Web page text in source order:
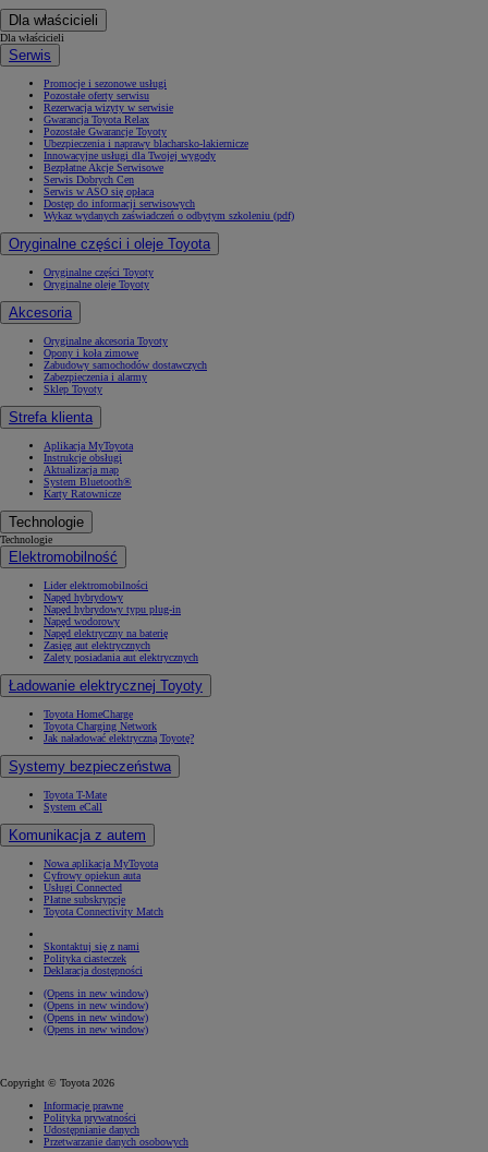
Dla właścicieli
Dla właścicieli
Serwis
Promocje i sezonowe usługi
Pozostałe oferty serwisu
Rezerwacja wizyty w serwisie
Gwarancja Toyota Relax
Pozostałe Gwarancje Toyoty
Ubezpieczenia i naprawy blacharsko-lakiernicze
Innowacyjne usługi dla Twojej wygody
Bezpłatne Akcje Serwisowe
Serwis Dobrych Cen
Serwis w ASO się opłaca
Dostęp do informacji serwisowych
Wykaz wydanych zaświadczeń o odbytym szkoleniu (pdf)
Oryginalne części i oleje Toyota
Oryginalne części Toyoty
Oryginalne oleje Toyoty
Akcesoria
Oryginalne akcesoria Toyoty
Opony i koła zimowe
Zabudowy samochodów dostawczych
Zabezpieczenia i alarmy
Sklep Toyoty
Strefa klienta
Aplikacja MyToyota
Instrukcje obsługi
Aktualizacja map
System Bluetooth®
Karty Ratownicze
Technologie
Technologie
Elektromobilność
Lider elektromobilności
Napęd hybrydowy
Napęd hybrydowy typu plug-in
Napęd wodorowy
Napęd elektryczny na baterię
Zasięg aut elektrycznych
Zalety posiadania aut elektrycznych
Ładowanie elektrycznej Toyoty
Toyota HomeCharge
Toyota Charging Network
Jak naładować elektryczną Toyotę?
Systemy bezpieczeństwa
Toyota T-Mate
System eCall
Komunikacja z autem
Nowa aplikacja MyToyota
Cyfrowy opiekun auta
Usługi Connected
Płatne subskrypcje
Toyota Connectivity Match
Skontaktuj się z nami
Polityka ciasteczek
Deklaracja dostępności
(Opens in new window)
(Opens in new window)
(Opens in new window)
(Opens in new window)
Copyright © Toyota 2026
Informacje prawne
Polityka prywatności
Udostępnianie danych
Przetwarzanie danych osobowych